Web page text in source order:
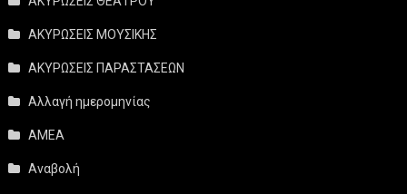
ΑΚΥΡΩΣΕΙΣ ΜΟΥΣΙΚΗΣ
ΑΚΥΡΩΣΕΙΣ ΠΑΡΑΣΤΑΣΕΩΝ
Αλλαγή ημερομηνίας
ΑΜΕΑ
Αναβολή